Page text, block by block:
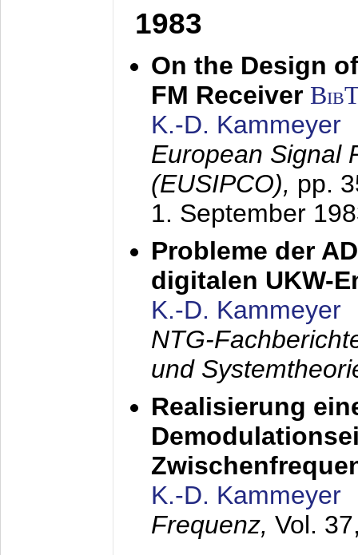
1983
On the Design
FM Receiver
K.-D. Kammeyer
European Signal
(EUSIPCO), pp.
1. September
Probleme der
digitalen UKW-
K.-D. Kammeyer
NTG-
und
Realisierung
K.-D. Kammeyer
Frequenz, Vol.